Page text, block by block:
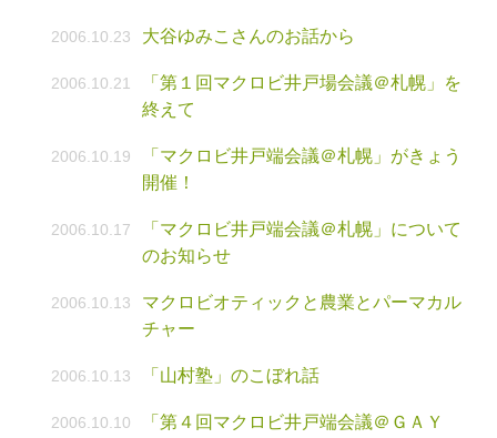
2006.10.23 大谷ゆみこさんのお話から
2006.10.21
「第１回マクロビ井戸場会議＠札幌」を
終えて
2006.10.19
「マクロビ井戸端会議＠札幌」がきょう
開催！
2006.10.17
「マクロビ井戸端会議＠札幌」について
のお知らせ
2006.10.13
マクロビオティックと農業とパーマカル
チャー
2006.10.13 「山村塾」のこぼれ話
2006.10.10
「第４回マクロビ井戸端会議＠ＧＡＹ